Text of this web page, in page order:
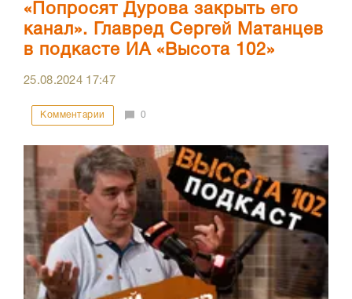
«Попросят Дурова закрыть его
канал». Главред Сергей Матанцев
в подкасте ИА «Высота 102»
25.08.2024 17:47
Комментарии 0